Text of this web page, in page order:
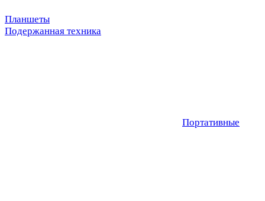
Планшеты
Подержанная техника
Портативные